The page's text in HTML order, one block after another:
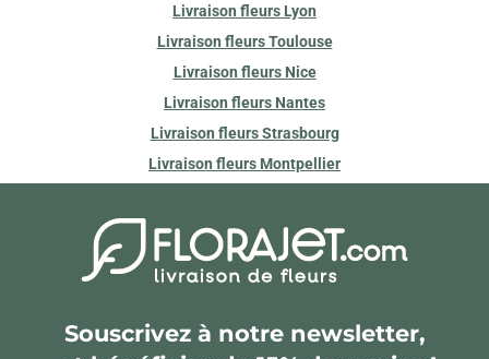
Livraison fleurs Lyon
Livraison fleurs Toulouse
Livraison fleurs Nice
Livraison fleurs Nantes
Livraison fleurs Strasbourg
Livraison fleurs Montpellier
Souscrivez à notre newsletter,